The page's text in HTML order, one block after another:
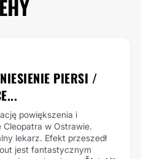
PIERSI /
powiększenia i
Cleopatra w Ostrawie.
lekarz. Efekt przeszedł
jest fantastycznym